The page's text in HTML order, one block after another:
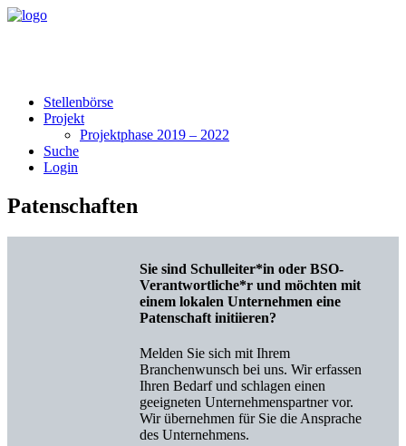
Stellenbörse
Projekt
Projektphase 2019 – 2022
Suche
Login
Patenschaften
Sie sind Schulleiter*in oder BSO-
Verantwortliche*r und möchten mit
einem lokalen Unternehmen eine
Patenschaft initiieren?
Melden Sie sich mit Ihrem
Branchenwunsch bei uns. Wir erfassen
Ihren Bedarf und schlagen einen
geeigneten Unternehmenspartner vor.
Wir übernehmen für Sie die Ansprache
des Unternehmens.